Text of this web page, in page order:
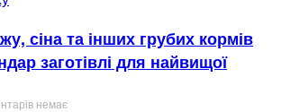
сіна та інших грубих кормів
заготівлі для найвищої
немає